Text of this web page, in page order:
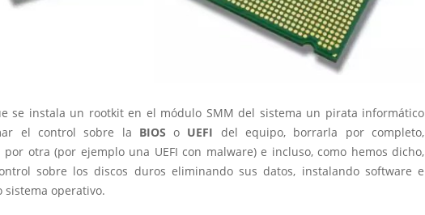
se instala un rootkit en el módulo SMM del sistema un pirata informático
el control sobre la BIOS o UEFI del equipo, borrarla por completo,
por otra (por ejemplo una UEFI con malware) e incluso, como hemos dicho,
sobre los discos duros eliminando sus datos, instalando software e
sistema operativo.